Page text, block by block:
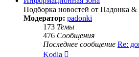
Подборка новостей от Падонка &
Модератор: padonki
173 Темы
476 Сообщения
Последнее сообщение Re:
Kodla